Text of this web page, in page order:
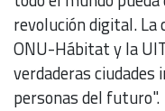
revolución digital. La
ONU-Hábitat y la
verdaderas
personas del futuro".